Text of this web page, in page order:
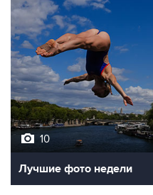
10
Лучшие фото недели